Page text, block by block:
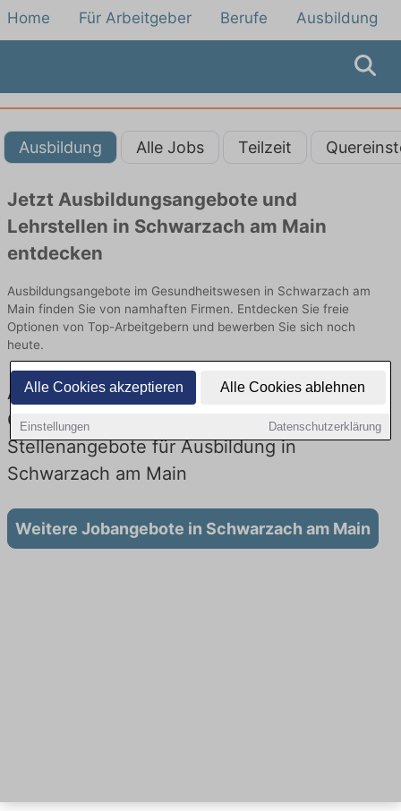
Alle Cookies akzeptieren Alle Cookies ablehnen
Einstellungen Datenschutzerklärung
Home Für Arbeitgeber Berufe Ausbildung
Ausbildung Alle Jobs Teilzeit
Jetzt Ausbildungsangebote und
Lehrstellen in Schwarzach am Main
entdecken
Ausbildungsangebote im Gesundheitswesen in Schwarzach am
Main finden Sie von namhaften Firmen. Entdecken Sie freie
Optionen von Top-Arbeitgebern und bewerben Sie sich noch
heute.
Ausbildung in Schwarzach am Main im
Gesundheitswesen: Aktuell gibt es keine
Stellenangebote für Ausbildung in
Schwarzach am Main
Weitere Jobangebote in Schwarzach am Main